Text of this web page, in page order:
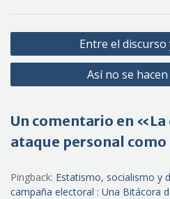
Navegación
de
Entre el discurso
Así no se
Un comentario en «La
ataque personal
Pingback: Estatismo, socialismo y
campaña electoral : Una Bitácora